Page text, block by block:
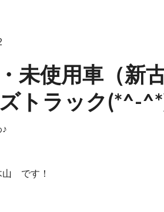
未使用車（
トラック(*^-
です！